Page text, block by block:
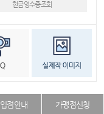
현금영수증조회
입점안내 가맹점신청